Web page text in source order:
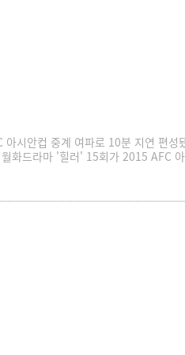
시안컵 중계 여파로 10분 지연 편성
화드라마 '힐러' 15회가 2015 AFC